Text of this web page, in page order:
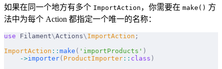
如果在同一个地方有多个 ImportAction ，你需要在 make() 方
法中为每个 Action 都指定一个唯一的名称：
use Filament\Actions\ ImportAction ;
ImportAction :: make ( 'importProducts' )
    ->
importer( ProductImporter :: class )